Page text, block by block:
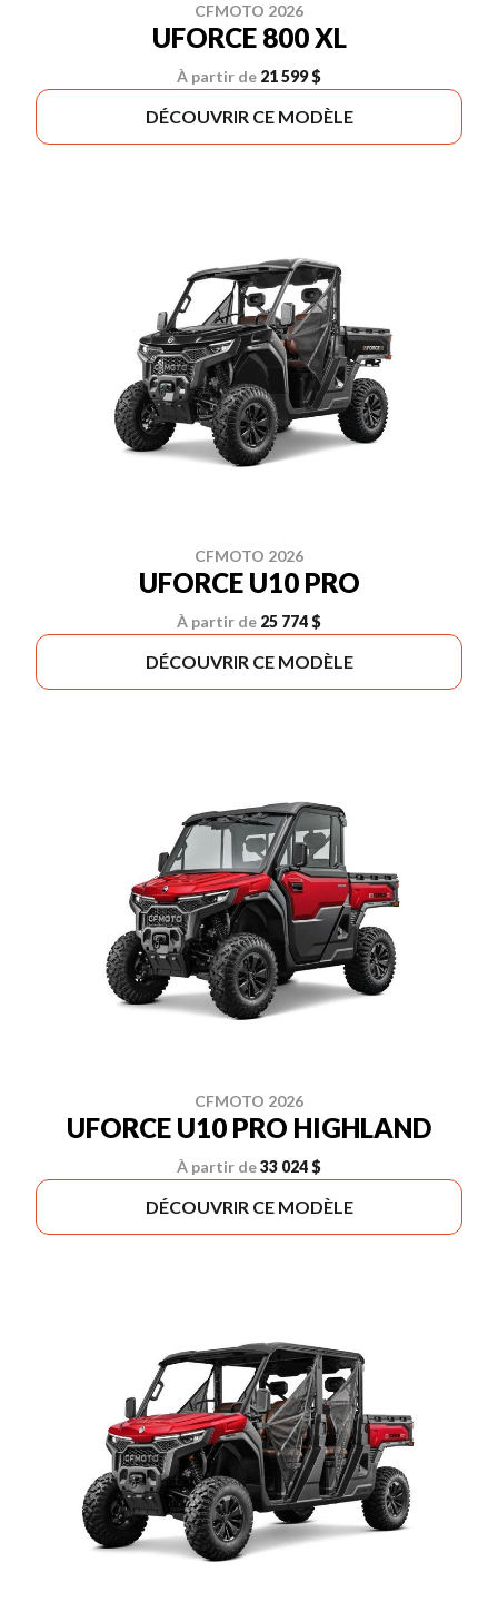
CFMOTO 2026
UFORCE 800 XL
À partir de 21 599 $
DÉCOUVRIR CE MODÈLE
CFMOTO 2026
UFORCE U10 PRO
À partir de 25 774 $
DÉCOUVRIR CE MODÈLE
CFMOTO 2026
UFORCE U10 PRO HIGHLAND
À partir de33 024 $
DÉCOUVRIR CE MODÈLE